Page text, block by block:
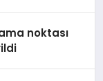
noktası